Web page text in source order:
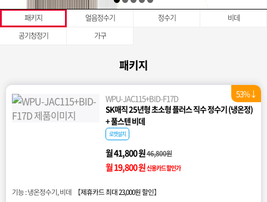
패키지 얼음정수기 정수기
비데
공기청정기
가구
패키지
WPU-JAC115+BID-F17D
SK매직 25년형 초소형 플러스 직수 정수기 (냉온정)
+ 풀스텐 비데
로켓설치
월 41,800 원46,800원
월 19,800 원신용카드 할인가
53%↓
기능 : 냉온정수기, 비데 【제휴카드 최대 23,000원 할인】